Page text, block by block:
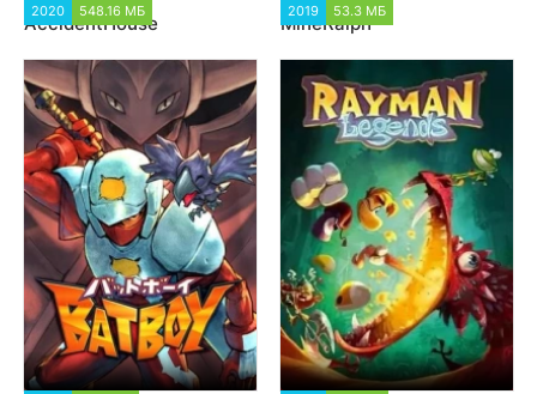
2020 548.16 МБ
AccidentHouse
2019 53.3 МБ
MineRalph